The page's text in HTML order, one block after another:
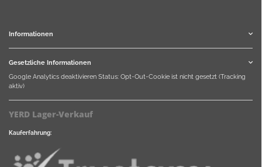
Informationen
Gesetzliche Informationen
Google Analytics deaktivieren Status: Opt-Out-Cookie ist nicht gesetzt (Tracking
aktiv)
YERD Lager-Verkauf
Kauferfahrung: